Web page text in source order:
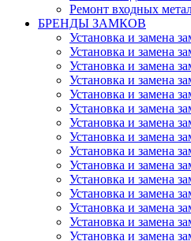
Ремонт входных
БРЕНДЫ ЗАМКОВ
Установка и замена
Установка и замена
Установка и замена
Установка и замена
Установка и замена
Установка и замена
Установка и замена
Установка и замена
Установка и замена
Установка и замена
Установка и замена
Установка и замена
Установка и замена
Установка и замена
Установка и замена